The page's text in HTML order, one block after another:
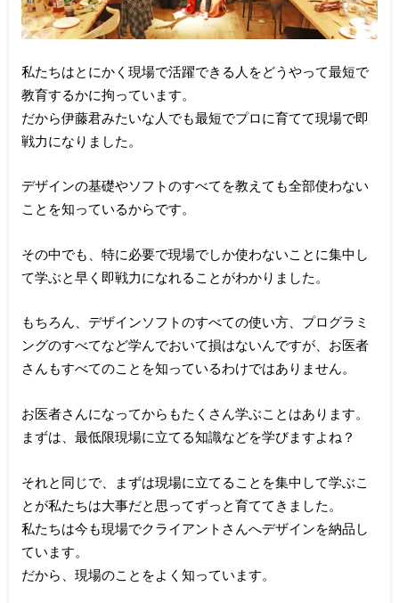
私たちはとにかく現場で活躍できる人をどうやって最短で
教育するかに拘っています。
だから伊藤君みたいな人でも最短でプロに育てて現場で即
戦力になりました。
デザインの基礎やソフトのすべてを教えても全部使わない
ことを知っているからです。
その中でも、特に必要で現場でしか使わないことに集中し
て学ぶと早く即戦力になれることがわかりました。
もちろん、デザインソフトのすべての使い方、プログラミ
ングのすべてなど学んでおいて損はないんですが、お医者
さんもすべてのことを知っているわけではありません。
お医者さんになってからもたくさん学ぶことはあります。
まずは、最低限現場に立てる知識などを学びますよね？
それと同じで、まずは現場に立てることを集中して学ぶこ
とが私たちは大事だと思ってずっと育ててきました。
私たちは今も現場でクライアントさんへデザインを納品し
ています。
だから、現場のことをよく知っています。